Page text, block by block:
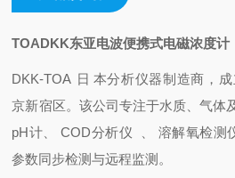
TOADKK东亚电波便携式电磁浓度计
DKK-TOA 日 本分析仪器制造商，
京新宿区。该公司专注于水质、气体
pH计、
COD分析仪 溶解氧检测
参数同步检测与远程监测。 ‌